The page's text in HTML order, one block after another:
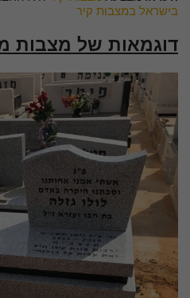
בישראל במצבות קיר
דוגמאות של מצבות